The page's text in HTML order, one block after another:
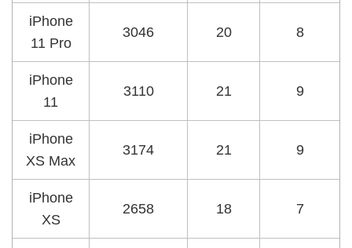
iPhone
11 Pro
3046 20 8
iPhone
11
3110 21 9
iPhone
XS Max
3174 21 9
iPhone
XS
2658 18 7